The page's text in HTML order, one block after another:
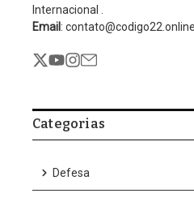
– que reservou à Procuradoria-
exclusivo direito de pedir
24 horas e já colocou no Senado
Na Câmara, a Comissão de
pelo plenário, um Projeto de Lei
decisões monocráticas de